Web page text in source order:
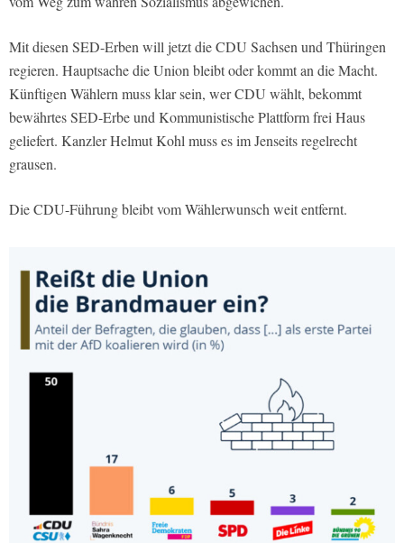
Mit diesen SED-Erben will jetzt die CDU Sachsen und Thüringen
regieren. Hauptsache die Union bleibt oder kommt an die Macht.
Künftigen Wählern muss klar sein, wer CDU wählt, bekommt
bewährtes SED-Erbe und Kommunistische Plattform frei Haus
geliefert. Kanzler Helmut Kohl muss es im Jenseits regelrecht
grausen.
Die CDU-Führung bleibt vom Wählerwunsch weit entfernt.